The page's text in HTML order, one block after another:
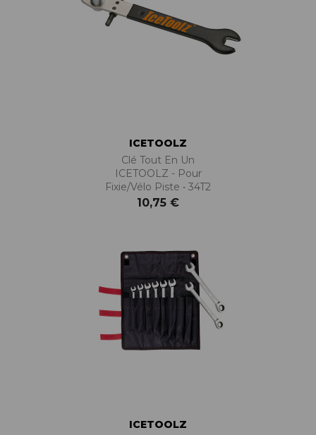
ICETOOLZ
Clé Tout En Un
ICETOOLZ - Pour
Fixie/vélo Piste • 34T2
10,75 €
ICETOOLZ